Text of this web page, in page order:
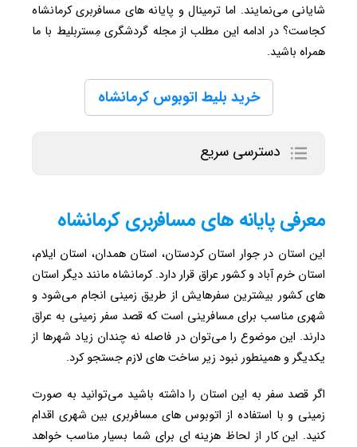
شایانی می‌نمایند. اما ترمینال و پایانه های مسافربری کرمانشاه
کجاست؟ در ادامه این مطلب از مجله گردشگری مِستربلیط با ما
همراه باشید.
خرید بلیط اتوبوس کرمانشاه
دسترسی سریع
معرفی پایانه های مسافربری کرمانشاه
این استان در جوار استان کردستان، استان همدان، استان ایلام،
استان خرم آباد و کشور عراق قرار دارد. کرمانشاه مانند دیگر استان
های کشور بیشترین سفرهایش از طریق زمینی انجام می‌شود و
شهری مناسب برای مسافرینی است که قصد سفر زمینی به عراق
دارند. این موضوع را می‌توان در فاصله نه چندان زیاد شهرها از
یکدیگر و همینطور نبود زیر ساخت های لازم جستجو کرد.
اگر قصد سفر به این استان را داشته باشید می‌توانید به صورت
زمینی و با استفاده از اتوبوس های مسافربری بین شهری اقدام
کنید. این کار از لحاظ هزینه ای برای شما بسیار مناسب خواهد